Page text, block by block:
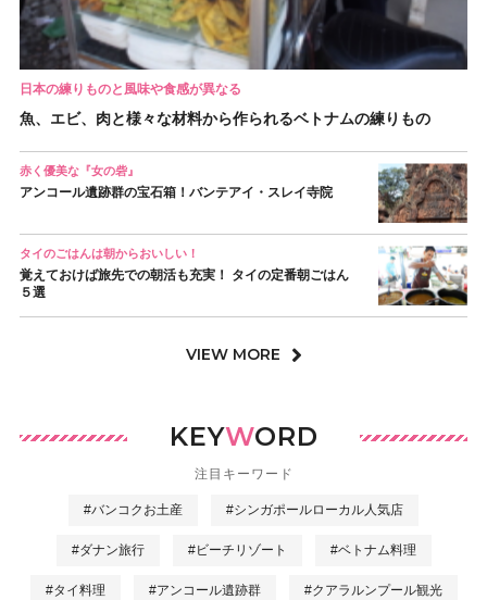
日本の練りものと風味や食感が異なる
魚、エビ、肉と様々な材料から作られるベトナムの練りもの
赤く優美な『女の砦』
アンコール遺跡群の宝石箱！バンテアイ・スレイ寺院
タイのごはんは朝からおいしい！
覚えておけば旅先での朝活も充実！ タイの定番朝ごはん
５選
VIEW MORE
KEYWORD
注目キーワード
#バンコクお土産 #シンガポールローカル人気店
#ダナン旅行 #ビーチリゾート #ベトナム料理
#タイ料理 #アンコール遺跡群 #クアラルンプール観光